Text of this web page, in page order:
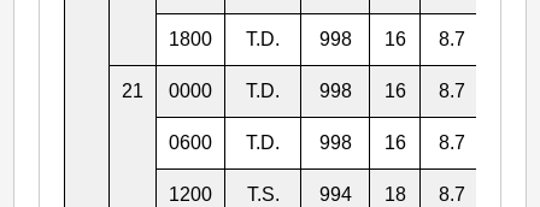
1800 T.D. 998 16 8.7
21 0000 T.D. 998 16 8.7
0600 T.D. 998 16 8.7
1200 T.S. 994 18 8.7